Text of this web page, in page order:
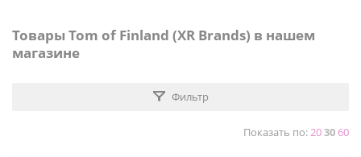
Товары Tom of Finland (XR Brands) в нашем
магазине
Фильтр
Показать по:203060